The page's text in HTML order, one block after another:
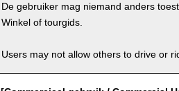
De gebruiker mag niemand anders
Winkel of tourgids.
Users may not allow others to drive or